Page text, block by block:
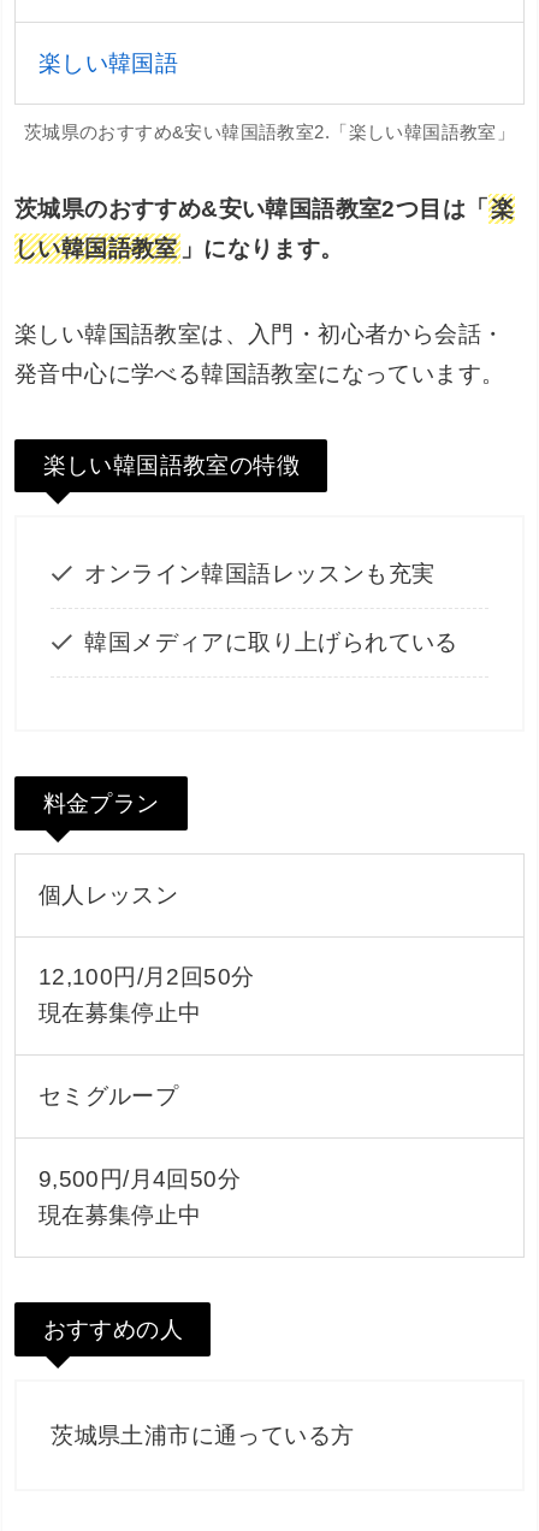
楽しい韓国語
茨城県のおすすめ&安い韓国語教室2.「楽しい韓国語教室」
茨城県のおすすめ&安い韓国語教室2つ目は「楽
しい韓国語教室」になります。
楽しい韓国語教室は、入門・初心者から会話・
発音中心に学べる韓国語教室になっています。
楽しい韓国語教室の特徴
オンライン韓国語レッスンも充実
韓国メディアに取り上げられている
料金プラン
個人レッスン
12,100円/月2回50分
現在募集停止中
セミグループ
9,500円/月4回50分
現在募集停止中
おすすめの人
茨城県土浦市に通っている方